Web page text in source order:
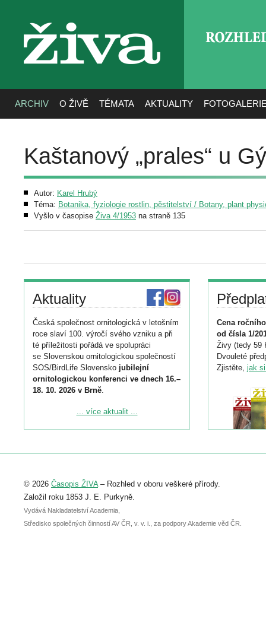
živa
ARCHIV O ŽIVĚ TÉMATA AKTUALITY
Kaštanový „prales“ u
Autor: Karel Hrubý
Téma: Botanika, fyziologie rostlin, pěstitelství / Botany, plant
Vyšlo v časopise Živa 4/1953 na straně 135
Aktuality
Česká společnost ornitologická v letošním
roce slaví 100. výročí svého vzniku a při
té příležitosti pořádá ve spolupráci
se Slovenskou ornitologickou společností
SOS/BirdLife Slovensko jubilejní
ornitologickou konferenci ve dnech 16.–
18. 10. 2026 v Brně.
Podrobnější informace ke konferenci
Registrovat se můžete do 6. září.
abstraktu přihlášené přednášky nebo
posteru je už 30. června.
... více aktualit ...
Cena
od čísla 1/
Živy (tedy 59
Dvouleté
Zjistěte, jak
© 2026 Časopis ŽIVA– Rozhled v oboru veškeré přírody.
Založil roku 1853 J. E. Purkyně.
Vydává Nakladatelství Academia,
Středisko společných činností AV ČR, v. v. i., za podpory Akademie věd ČR.